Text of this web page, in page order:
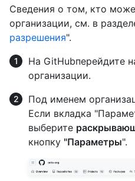
Сведения о том, кто
организации, см. в
разрешения".
На GitHubперейдите
организации.
Под именем
Если вкладка
выберите
кнопку "Параметры".